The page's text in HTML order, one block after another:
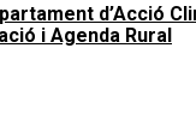
d’Acció
i Agenda Rural